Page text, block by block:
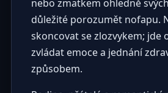
nebo zmatkem ohledně
důležité porozumět nofapu.
skoncovat se zlozvykem; jde
zvládat emoce a jednání
způsobem.